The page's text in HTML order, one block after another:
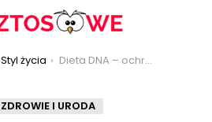
Styl życia Dieta DNA – ochrona przed rakiem i odchudzanie czy tylko nowa moda
ZDROWIE I URODA